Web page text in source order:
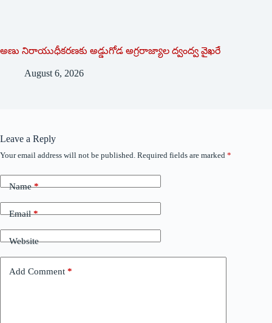
అణు నిరాయుధీకరణకు అడ్డుగోడ అగ్రరాజ్యాల ద్వంద్వ వైఖరే
August 6, 2026
Leave a Reply
Your email address will not be published. Required fields are marked *
Name*
Email*
Website
Add Comment *